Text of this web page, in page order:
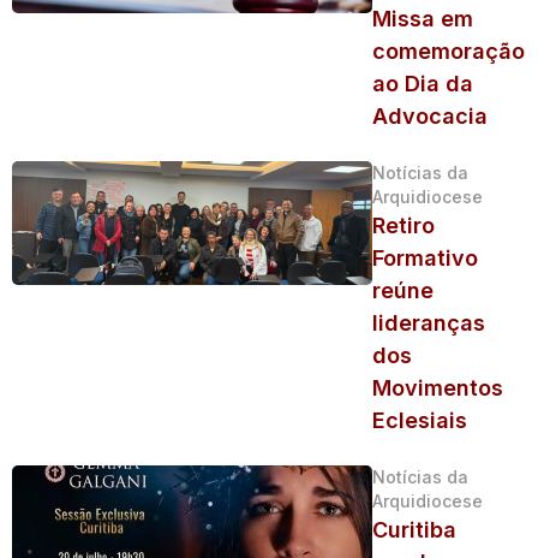
Missa em
comemoração
ao Dia da
Advocacia
Notícias da
Arquidiocese
Retiro
Formativo
reúne
lideranças
dos
Movimentos
Eclesiais
Notícias da
Arquidiocese
Curitiba